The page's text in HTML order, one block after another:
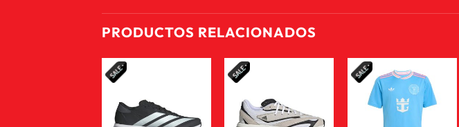
PRODUCTOS RELACIONADOS